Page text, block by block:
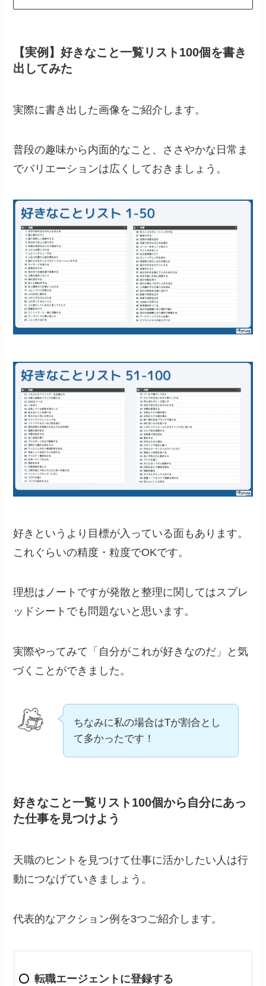
【実例】好きなこと一覧リスト100個を書き
出してみた
実際に書き出した画像をご紹介します。
普段の趣味から内面的なこと、ささやかな日常ま
でバリエーションは広くしておきましょう。
好きというより目標が入っている面もあります。
これぐらいの精度・粒度でOKです。
理想はノートですが発散と整理に関してはスプレ
ッドシートでも問題ないと思います。
実際やってみて「自分がこれが好きなのだ」と気
づくことができました。
ちなみに私の場合はTが割合とし
て多かったです！
好きなこと一覧リスト100個から自分にあっ
た仕事を見つけよう
天職のヒントを見つけて仕事に活かしたい人は行
動につなげていきましょう。
代表的なアクション例を3つご紹介します。
転職エージェントに登録する